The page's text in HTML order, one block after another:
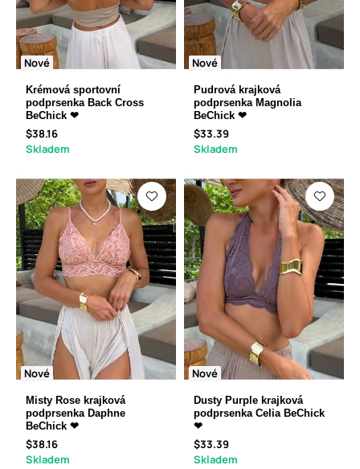
Nové
Krémová sportovní
podprsenka Back Cross
BeChick ❤
$38.16
Skladem
Nové
Pudrová krajková
podprsenka Magnolia
BeChick ❤
$33.39
Skladem
Nové
Misty Rose krajková
podprsenka Daphne
BeChick ❤
$38.16
Skladem
Nové
Dusty Purple krajková
podprsenka Celia BeChick
❤
$33.39
Skladem